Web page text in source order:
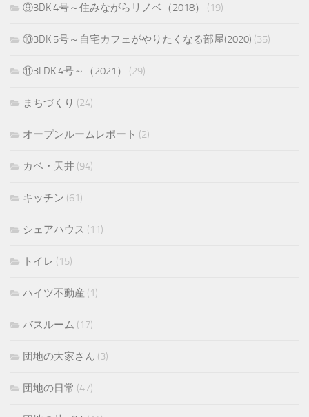
⑨3DK 4号～住みながらリノベ（2018） (19)
⑩3DK 5号～自宅カフェがやりたくなる部屋(2020) (35)
⑪3LDK 4号～（2021） (29)
まちづくり (24)
オープンルームレポート (2)
カベ・天井 (94)
キッチン (61)
シェアハウス (11)
トイレ (15)
ハイツ不動産 (1)
バスルーム (17)
団地の大家さん (3)
団地の日常 (47)